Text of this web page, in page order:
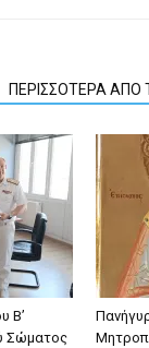
ΠΕΡΙΣΣΟΤΕΡΑ ΑΠΟ
Β’
Σώματος